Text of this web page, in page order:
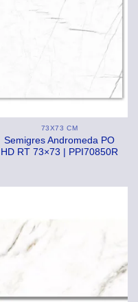
73X73 CM
Semigres Andromeda PO
HD RT 73×73 | PPI70850R